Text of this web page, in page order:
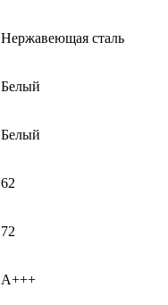
Нержавеющая сталь
Белый
Белый
62
72
A+++